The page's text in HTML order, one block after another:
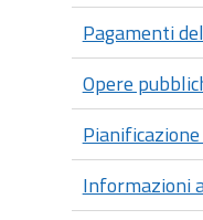
Pagamenti
Opere
Informazioni